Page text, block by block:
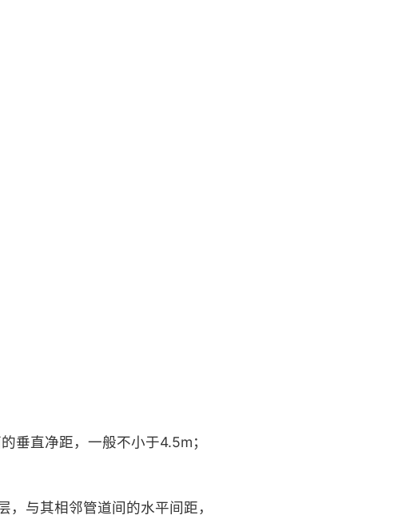
垂直净距，一般不小于4.5m；
与其相邻管道间的水平间距，